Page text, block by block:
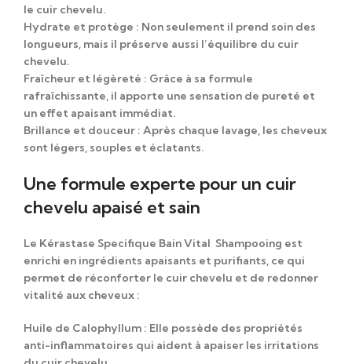
le cuir chevelu.
Hydrate et protège : Non seulement il prend soin des
longueurs, mais il préserve aussi l’équilibre du cuir
chevelu.
Fraîcheur et légèreté : Grâce à sa formule
rafraîchissante, il apporte une sensation de pureté et
un effet apaisant immédiat.
Brillance et douceur : Après chaque lavage, les cheveux
sont légers, souples et éclatants.
Une formule experte pour un cuir
chevelu apaisé et sain
Le Kérastase Specifique Bain Vital Shampooing est
enrichi en ingrédients apaisants et purifiants, ce qui
permet de réconforter le cuir chevelu et de redonner
vitalité aux cheveux :
Huile de Calophyllum : Elle possède des propriétés
anti-inflammatoires qui aident à apaiser les irritations